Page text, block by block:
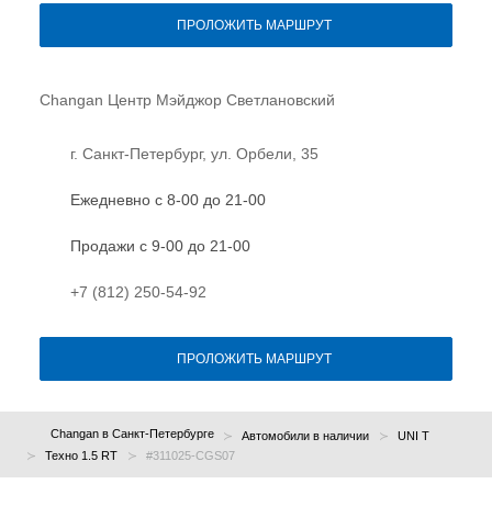
ПРОЛОЖИТЬ МАРШРУТ
Changan Центр Мэйджор Светлановский
г. Санкт-Петербург, ул. Орбели, 35
Ежедневно с 8-00 до 21-00
Продажи с 9-00 до 21-00
+7 (812) 250-54-92
ПРОЛОЖИТЬ МАРШРУТ
Changan в Санкт-Петербурге Автомобили в наличии
UNI T
Техно 1.5 RT
#311025-CGS07